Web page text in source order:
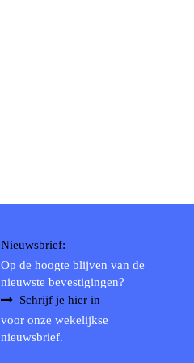
Nieuwsbrief:
Op de hoogte blijven van de
nieuwste bevestigingen?
Schrijf je hier in
voor onze wekelijkse
nieuwsbrief.